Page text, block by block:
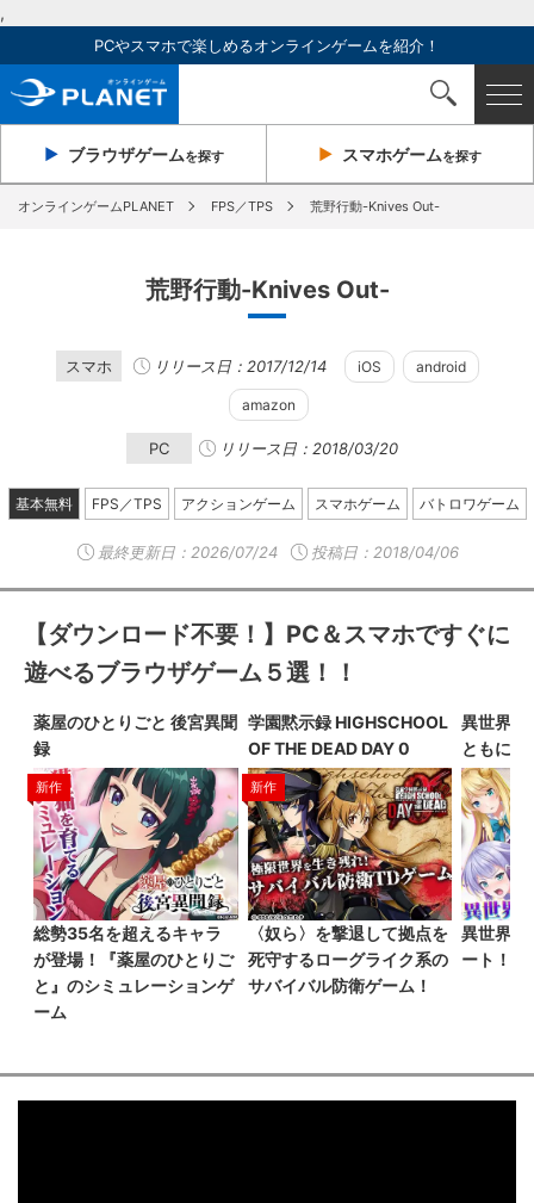
,
PCやスマホで楽しめるオンラインゲームを紹介！
ブラウザゲームを探す スマホゲームを探す
オンラインゲームPLANET FPS／TPS 荒野行動-Knives Out-
荒野行動-Knives Out-
スマホ リリース日：2017/12/14 iOS android
amazon
PC リリース日：2018/03/20
基本無料 FPS／TPS アクションゲーム スマホゲーム バトロワゲーム
最終更新日： 2026/07/24 投稿日：2018/04/06
【ダウンロード不要！】PC＆スマホですぐに
遊べるブラウザゲーム５選！！
薬屋のひとりごと 後宮異聞
録
新作
総勢35名を超えるキャラ
が登場！『薬屋のひとりご
と』のシミュレーションゲ
ーム
学園黙示録 HIGHSCHOOL
OF THE DEAD DAY 0
新作
〈奴ら〉を撃退して拠点を
死守するローグライク系の
サバイバル防衛ゲーム！
異世界は
ともに
異世界で
ート！